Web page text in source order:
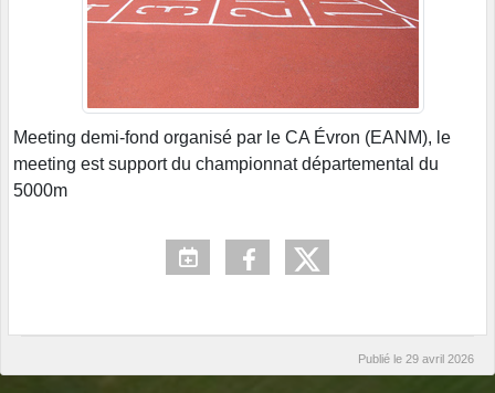
Meeting demi-fond organisé par le CA Évron (EANM), le
meeting est support du championnat départemental du
5000m
Publié le 29 avril 2026